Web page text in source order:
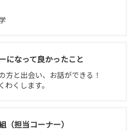
になって良かったこと
方と出会い、お話ができる！
わくします。
（担当コーナー）